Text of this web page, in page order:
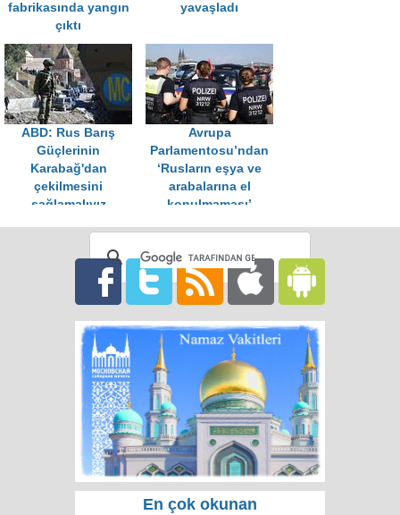
fabrikasında yangın
çıktı
yavaşladı
ABD: Rus Barış
Güçlerinin
Karabağ'dan
çekilmesini
sağlamalıyız
Avrupa
Parlamentosu’ndan
‘Rusların eşya ve
arabalarına el
konulmaması’
En çok okunan